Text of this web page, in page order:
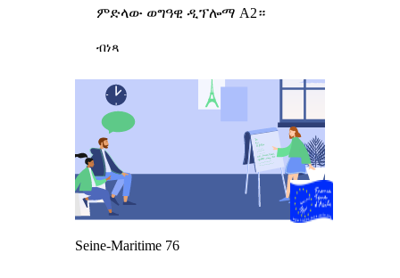
ምድላው ወግዓዊ ዲፕሎማ A2።
ብነጻ
Seine-Maritime 76